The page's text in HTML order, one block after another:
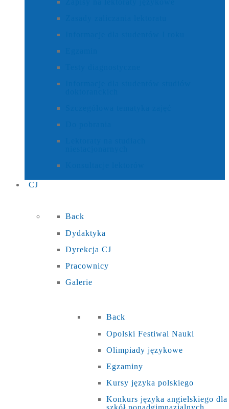
CJ
Back
Dydaktyka
Dyrekcja CJ
Pracownicy
Galerie
Back
Opolski Festiwal Nauki
Olimpiady językowe
Egzaminy
Kursy języka polskiego
Konkurs języka angielskiego dla